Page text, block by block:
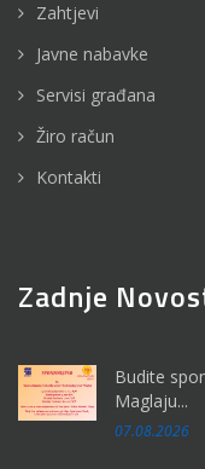
Zahtjevi
Javne nabavke
Servisi građana
Žiro račun
Kontakti
Zadnje
Budite
Maglaju...
07.08.2026